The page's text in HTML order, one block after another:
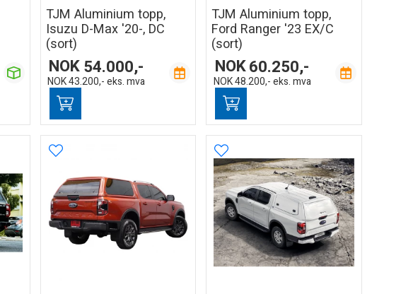
TJM Aluminium topp,
Isuzu D-Max '20-, DC
(sort)
NOK54.000,-
NOK43.200,-eks. mva
TJM Aluminium topp,
Ford Ranger '23 EX/C
(sort)
NOK60.250,-
NOK48.200,-eks. mva